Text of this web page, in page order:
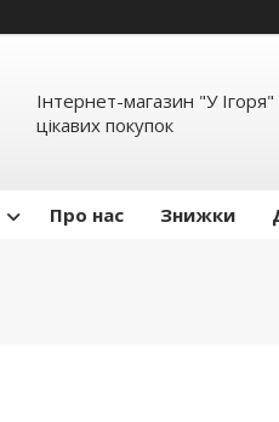
Інтернет-магазин "У
цікавих покупок
Про нас Знижки